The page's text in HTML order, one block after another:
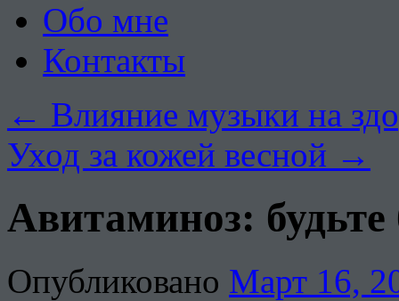
Обо мне
Контакты
← Влияние музыки на
Уход за кожей весной →
Авитаминоз:
Опубликовано Март 16,